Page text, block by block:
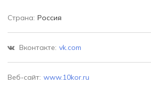
Страна: Россия
Вконтакте: vk.com
Веб-сайт: www.10kor.ru